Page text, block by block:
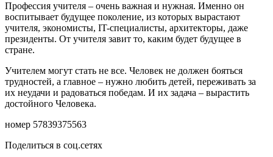
Профессия учителя – очень важная и нужная. Именно он
воспитывает будущее поколение, из которых вырастают
учителя, экономисты, IT-специалисты, архитекторы, даже
президенты. От учителя завит то, каким будет будущее в
стране.
Учителем могут стать не все. Человек не должен бояться
трудностей, а главное – нужно любить детей, переживать за
их неудачи и радоваться победам. И их задача – вырастить
достойного Человека.
номер 57839375563
Поделиться в соц.сетях